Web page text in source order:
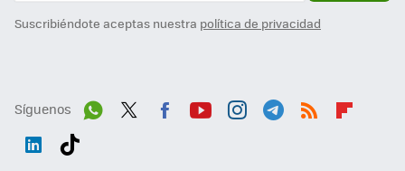
Suscribiéndote aceptas nuestra política de privacidad
Síguenos